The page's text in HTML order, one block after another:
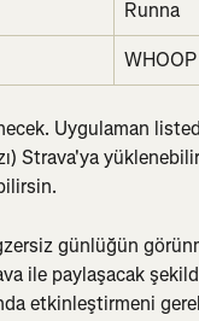
Runna
WHOOP
Uygulaman
Strava'ya
günlüğün
ile paylaşacak
etkinleştirmeni